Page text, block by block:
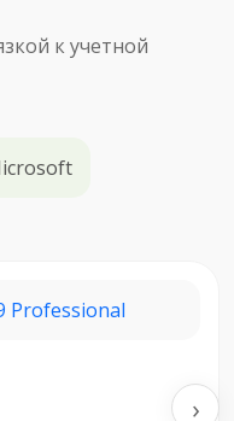
к учетной
›